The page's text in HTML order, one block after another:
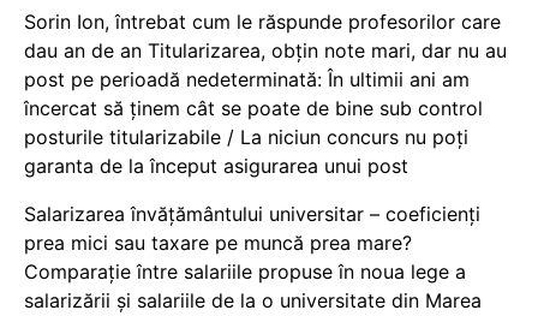
Sorin Ion, întrebat cum le răspunde profesorilor care
dau an de an Titularizarea, obțin note mari, dar nu au
post pe perioadă nedeterminată: În ultimii ani am
încercat să ținem cât se poate de bine sub control
posturile titularizabile / La niciun concurs nu poți
garanta de la început asigurarea unui post
Salarizarea învățământului universitar – coeficienți
prea mici sau taxare pe muncă prea mare?
Comparație între salariile propuse în noua lege a
salarizării și salariile de la o universitate din Marea